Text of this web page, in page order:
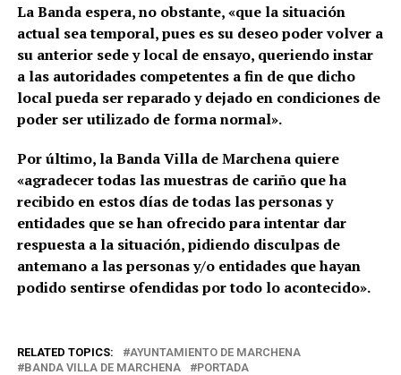
La Banda espera, no obstante, «que la situación
actual sea temporal, pues es su deseo poder volver a
su anterior sede y local de ensayo, queriendo instar
a las autoridades competentes a fin de que dicho
local pueda ser reparado y dejado en condiciones de
poder ser utilizado de forma normal».
Por último, la Banda Villa de Marchena quiere
«agradecer todas las muestras de cariño que ha
recibido en estos días de todas las personas y
entidades que se han ofrecido para intentar dar
respuesta a la situación, pidiendo disculpas de
antemano a las personas y/o entidades que hayan
podido sentirse ofendidas por todo lo acontecido».
RELATED TOPICS:
AYUNTAMIENTO DE MARCHENA
BANDA VILLA DE MARCHENA
PORTADA